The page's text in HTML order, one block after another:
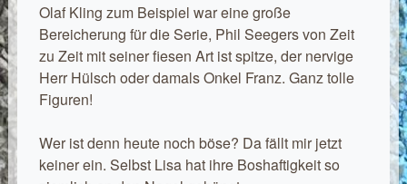
Olaf Kling zum Beispiel war eine große
Bereicherung für die Serie, Phil Seegers von Zeit
zu Zeit mit seiner fiesen Art ist spitze, der nervige
Herr Hülsch oder damals Onkel Franz. Ganz tolle
Figuren!
Wer ist denn heute noch böse? Da fällt mir jetzt
keiner ein. Selbst Lisa hat ihre Boshaftigkeit so